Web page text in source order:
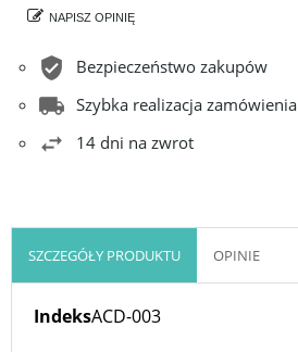
NAPISZ OPINIĘ
Bezpieczeństwo zakupów
Szybka realizacja zamówienia
14 dni na zwrot
SZCZEGÓŁY PRODUKTU OPINIE
IndeksACD-003